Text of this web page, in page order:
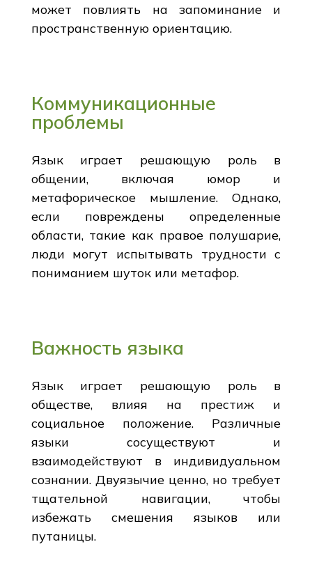
может повлиять на запоминание и
пространственную ориентацию.
Коммуникационные
проблемы
Язык играет решающую роль в
общении, включая юмор и
метафорическое мышление. Однако,
если повреждены определенные
области, такие как правое полушарие,
люди могут испытывать трудности с
пониманием шуток или метафор.
Важность языка
Язык играет решающую роль в
обществе, влияя на престиж и
социальное положение. Различные
языки сосуществуют и
взаимодействуют в индивидуальном
сознании. Двуязычие ценно, но требует
тщательной навигации, чтобы
избежать смешения языков или
путаницы.